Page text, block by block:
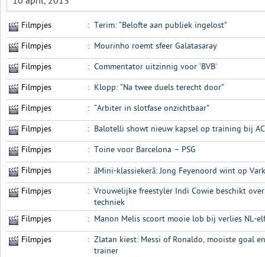
Filmpjes : Terim: “Belofte aan publiek ingelost”
Filmpjes : Mourinho roemt sfeer Galatasaray
Filmpjes : Commentator uitzinnig voor ‘BVB’
Filmpjes : Klopp: “Na twee duels terecht door”
Filmpjes : “Arbiter in slotfase onzichtbaar”
Filmpjes : Balotelli showt nieuw kapsel op training bij
Filmpjes : Toine voor Barcelona – PSG
Filmpjes : âMini-klassiekerâ: Jong Feyenoord wint op
Filmpjes
: Vrouwelijke freestyler Indi Cowie beschikt
techniek
Filmpjes
: Manon Melis scoort mooie lob bij verlies NL-
Filmpjes : Zlatan kiest: Messi of Ronaldo, mooiste goal
trainer